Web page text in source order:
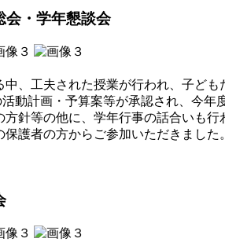
・学年懇談会
、工夫された授業が行われ、子ども
動計画・予算案等が承認され、今年
針等の他に、学年行事の話合いも行
護者の方からご参加いただきました。